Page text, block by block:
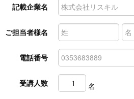
記載企業名
ご担当者様名
電話番号
受講人数 名